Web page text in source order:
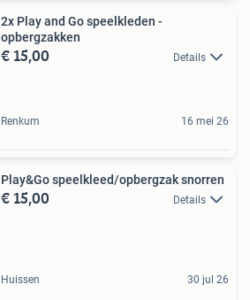
2x Play and Go speelkleden -
opbergzakken
€ 15,00 Details
Renkum 16 mei 26
Play&Go speelkleed/opbergzak snorren
€ 15,00 Details
Huissen 30 jul 26